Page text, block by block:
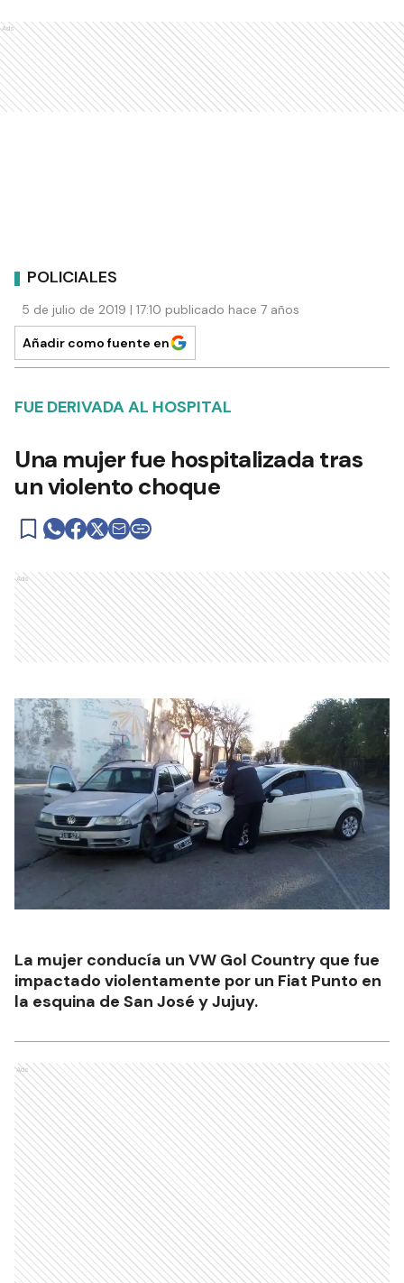
Ads
POLICIALES
5 de julio de 2019 | 17:10 publicado hace 7 años
Añadir como fuente en
FUE DERIVADA AL HOSPITAL
Una mujer fue hospitalizada tras
un violento choque
Ads
La mujer conducía un VW Gol Country que fue
impactado violentamente por un Fiat Punto en
la esquina de San José y Jujuy.
Ads